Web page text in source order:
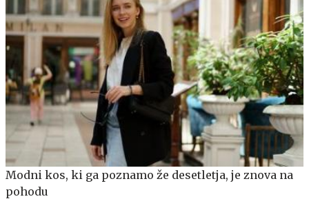
Modni kos, ki ga poznamo že desetletja, je znova na
pohodu